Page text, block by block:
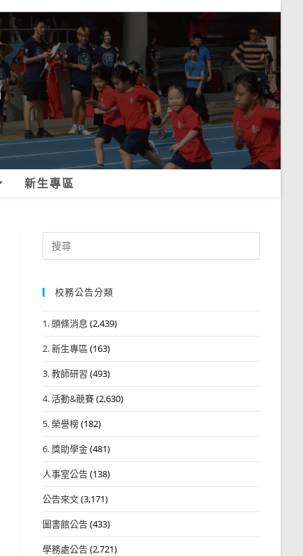
新生專區
Search
for:
校務公告分類
1. 頭條消息 (2,439)
2. 新生專區 (163)
3. 教師研習 (493)
4. 活動&競賽(2,630)
5. 榮譽榜(182)
6. 獎助學金(481)
人事室公告(138)
公告來文(3,171)
圖書館公告(433)
學務處公告(2,721)